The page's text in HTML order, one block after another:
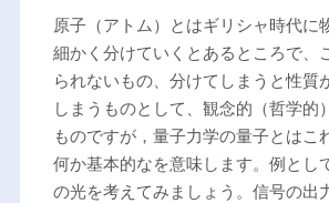
原子（アトム）とはギリシャ時代に
細かく分けていくとあるところで、
られないもの、分けてしまうと性質
しまうものとして、観念的（哲学的
ものですが，量子力学の量子とはこ
何か基本的なを意味します。例とし
の光を考えてみましょう。信号の出